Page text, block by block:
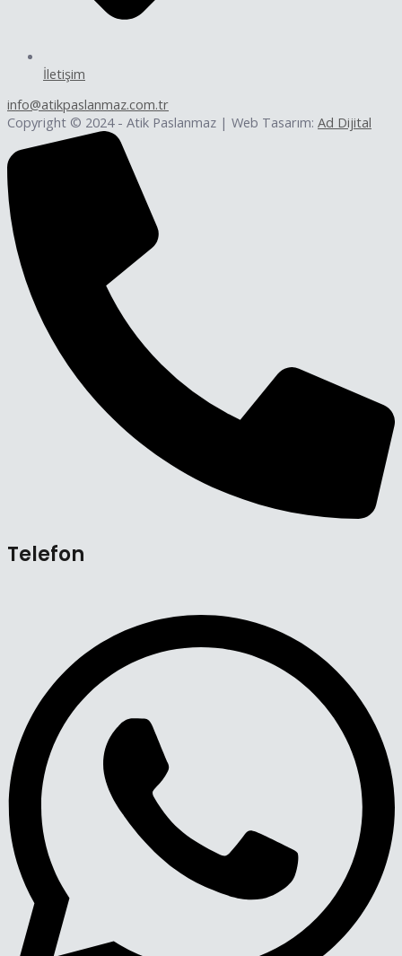
İletişim
info@atikpaslanmaz.com.tr
Copyright © 2024 - Atik Paslanmaz | Web Tasarım: Ad Dijital
Telefon